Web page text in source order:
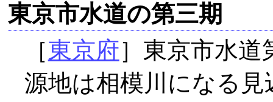
東京市水道の第三期
［東京府］東京市水
源地は相模川になる